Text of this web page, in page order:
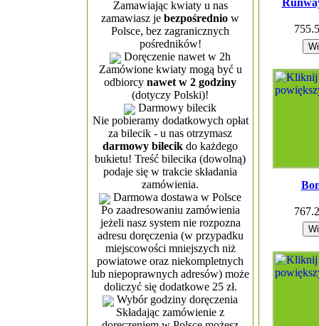
Zamawiając kwiaty u nas
zamawiasz je bezpośrednio w
Polsce, bez zagranicznych
pośredników!
Doręczenie nawet w 2h
Zamówione kwiaty mogą być u
odbiorcy nawet w 2 godziny
(dotyczy Polski)!
Darmowy bilecik
Nie pobieramy dodatkowych opłat
za bilecik - u nas otrzymasz
darmowy bilecik do każdego
bukietu! Treść bilecika (dowolną)
podaje się w trakcie składania
zamówienia.
Darmowa dostawa w Polsce
Po zaadresowaniu zamówienia
jeżeli nasz system nie rozpozna
adresu doręczenia (w przypadku
miejscowości mniejszych niż
powiatowe oraz niekompletnych
lub niepoprawnych adresów) może
doliczyć się dodatkowe 25 zł.
Wybór godziny doręczenia
Składając zamówienie z